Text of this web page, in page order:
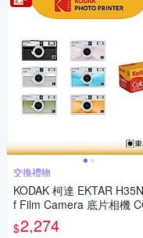
交換禮物
KODAK 柯達 EKTAR
f Film Camera 底片相機
RPLUS 200底片組
$2,274